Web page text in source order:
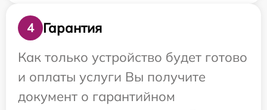
4
Гарантия
Как только устройство будет готово
и оплаты услуги Вы получите
документ о гарантийном